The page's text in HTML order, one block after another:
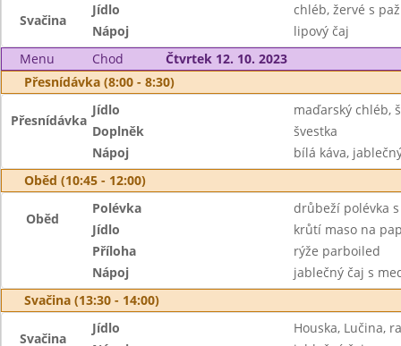
Svačina
Jídlo
chléb, žervé s
Nápoj
lipový čaj
Menu
Chod
Čtvrtek 12. 10. 2023
Přesnídávka (8:00 - 8:30)
Přesnídávka
Jídlo
maďarský chléb,
Doplněk
švestka
Nápoj
bílá káva,
Oběd (10:45 - 12:00)
Oběd
Polévka
drůbeží polévka
Jídlo
krůtí maso na
Příloha
rýže parboiled
Nápoj
jablečný čaj s
Svačina (13:30 - 14:00)
Svačina
Jídlo
Houska, Lučina,